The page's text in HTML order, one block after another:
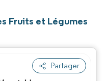
Fruits et Légumes
Partager